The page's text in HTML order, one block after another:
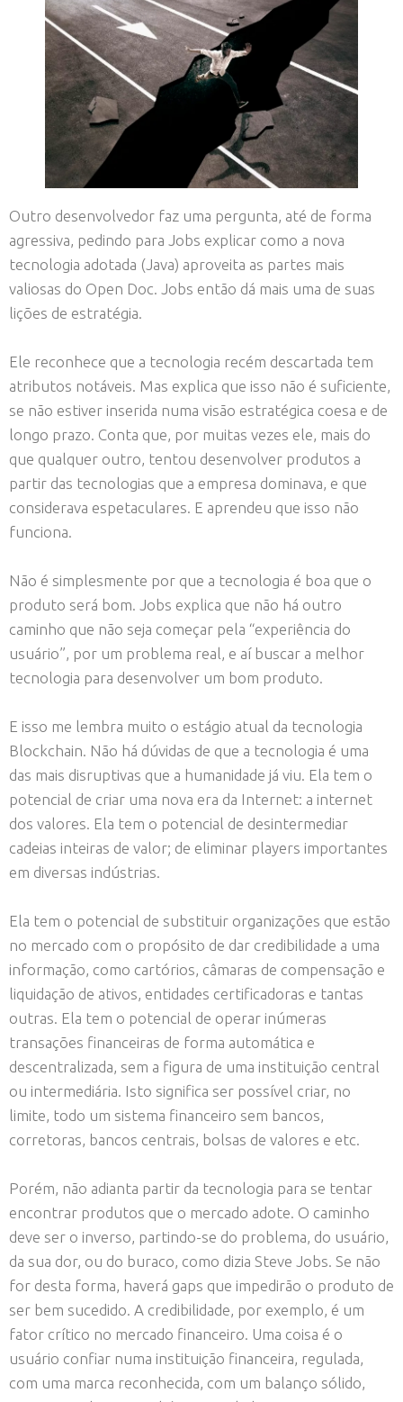
Outro desenvolvedor faz uma pergunta, até de forma
agressiva, pedindo para Jobs explicar como a nova
tecnologia adotada (Java) aproveita as partes mais
valiosas do Open Doc. Jobs então dá mais uma de suas
lições de estratégia.
Ele reconhece que a tecnologia recém descartada tem
atributos notáveis. Mas explica que isso não é suficiente,
se não estiver inserida numa visão estratégica coesa e de
longo prazo. Conta que, por muitas vezes ele, mais do
que qualquer outro, tentou desenvolver produtos a
partir das tecnologias que a empresa dominava, e que
considerava espetaculares. E aprendeu que isso não
funciona.
Não é simplesmente por que a tecnologia é boa que o
produto será bom. Jobs explica que não há outro
caminho que não seja começar pela “experiência do
usuário”, por um problema real, e aí buscar a melhor
tecnologia para desenvolver um bom produto.
E isso me lembra muito o estágio atual da tecnologia
Blockchain. Não há dúvidas de que a tecnologia é uma
das mais disruptivas que a humanidade já viu. Ela tem o
potencial de criar uma nova era da Internet: a internet
dos valores. Ela tem o potencial de desintermediar
cadeias inteiras de valor; de eliminar players importantes
em diversas indústrias.
Ela tem o potencial de substituir organizações que estão
no mercado com o propósito de dar credibilidade a uma
informação, como cartórios, câmaras de compensação e
liquidação de ativos, entidades certificadoras e tantas
outras. Ela tem o potencial de operar inúmeras
transações financeiras de forma automática e
descentralizada, sem a figura de uma instituição central
ou intermediária. Isto significa ser possível criar, no
limite, todo um sistema financeiro sem bancos,
corretoras, bancos centrais, bolsas de valores e etc.
Porém, não adianta partir da tecnologia para se tentar
encontrar produtos que o mercado adote. O caminho
deve ser o inverso, partindo-se do problema, do usuário,
da sua dor, ou do buraco, como dizia Steve Jobs. Se não
for desta forma, haverá gaps que impedirão o produto de
ser bem sucedido. A credibilidade, por exemplo, é um
fator crítico no mercado financeiro. Uma coisa é o
usuário confiar numa instituição financeira, regulada,
com uma marca reconhecida, com um balanço sólido,